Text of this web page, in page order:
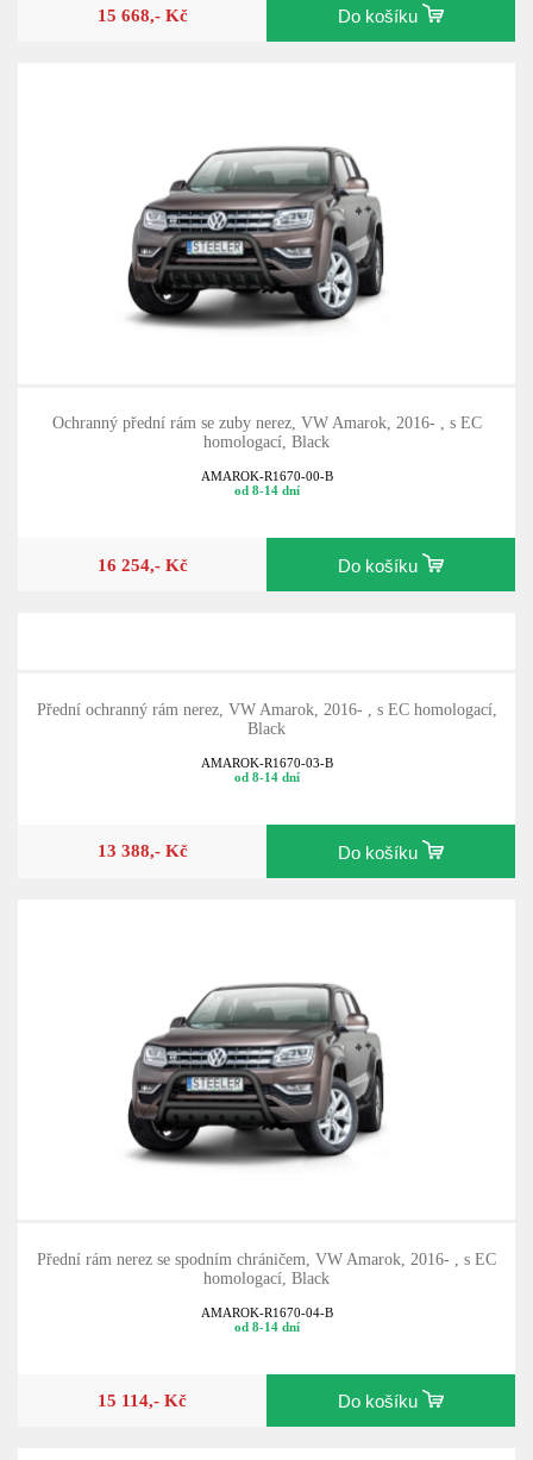
15 668,- Kč Do košíku
Ochranný přední rám se zuby nerez, VW Amarok, 2016- , s EC
homologací, Black
AMAROK-R1670-00-B
od 8-14 dní
16 254,- Kč Do košíku
Přední ochranný rám nerez, VW Amarok, 2016- , s EC homologací,
Black
AMAROK-R1670-03-B
od 8-14 dní
13 388,- Kč Do košíku
Přední rám nerez se spodním chráničem, VW Amarok, 2016- , s EC
homologací, Black
AMAROK-R1670-04-B
od 8-14 dní
15 114,- Kč Do košíku